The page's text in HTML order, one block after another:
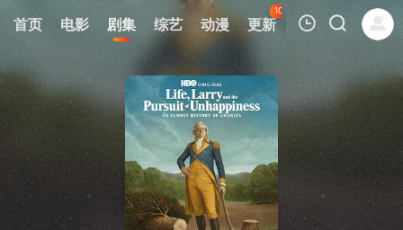
首页 电影 剧集 综艺 动漫 更新
104
热榜 APP
我的观影记录
暂无观看影片的记录